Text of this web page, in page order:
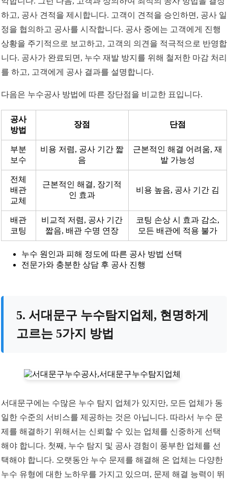
하고, 공사 견적을 제시합니다. 고객이 견적을 승인하면, 공사 일
정을 협의하고 공사를 시작합니다. 공사 중에는 고객에게 진행
상황을 주기적으로 보고하고, 고객의 의견을 적극적으로 반영합
니다. 공사가 완료되면, 누수 재발 방지를 위해 철저한 마감 처리
를 하고, 고객에게 공사 결과를 설명합니다.
다음은 누수공사 방법에 따른 장단점을 비교한 표입니다.
공사
방법
장점 단점
부분
보수
비용 저렴, 공사 기간 짧
음
근본적인 해결 어려움, 재
발 가능성
전체
배관
교체
근본적인 해결, 장기적
인 효과
비용 높음, 공사 기간 김
배관
코팅
비교적 저렴, 공사 기간
짧음, 배관 수명 연장
코팅 손상 시 효과 감소,
모든 배관에 적용 불가
누수 원인과 피해 정도에 따른 공사 방법 선택
전문가와 충분한 상담 후 공사 진행
5. 서대문구 누수탐지업체, 현명하게
고르는 5가지 방법
서대문구에는 수많은 누수 탐지 업체가 있지만, 모든 업체가 동
일한 수준의 서비스를 제공하는 것은 아닙니다. 따라서 누수 문
제를 해결하기 위해서는 신뢰할 수 있는 업체를 신중하게 선택
해야 합니다. 첫째, 누수 탐지 및 공사 경험이 풍부한 업체를 선
택해야 합니다. 오랫동안 누수 문제를 해결해 온 업체는 다양한
누수 유형에 대한 노하우를 가지고 있으며, 문제 해결 능력이 뛰